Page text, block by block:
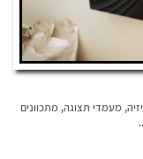
מעמדי תצוגה, מתכוונים